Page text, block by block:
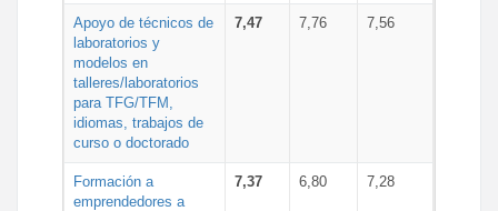
Apoyo de técnicos de
laboratorios y
modelos en
talleres/laboratorios
para TFG/TFM,
idiomas, trabajos de
curso o doctorado
7,47 7,76 7,56
Formación a
emprendedores a
7,37 6,80 7,28